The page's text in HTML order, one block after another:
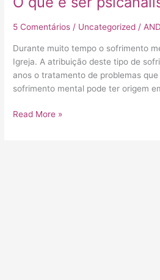
5 Comentários / Uncategorized /
Durante muito tempo o sofrimento
Igreja. A atribuição deste tipo de
anos o tratamento de problemas
sofrimento mental pode ter origem
Read More »